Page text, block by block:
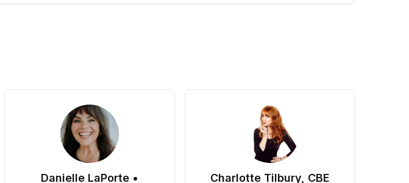
Danielle LaPorte •
Charlotte Tilbury, CBE